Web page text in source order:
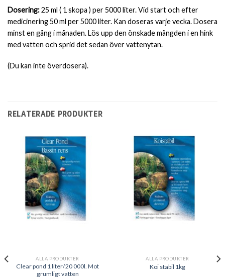
Dosering:25 ml ( 1 skopa ) per 5000 liter. Vid start och efter
medicinering 50 ml per 5000 liter. Kan doseras varje vecka. Dosera
minst en gång i månaden. Lös upp den önskade mängden i en hink
med vatten och sprid det sedan över vattenytan.
(Du kan inte överdosera).
RELATERADE PRODUKTER
ALLA PRODUKTER
Clear pond 1 liter/20 000l. Mot
grumligt vatten
ALLA PRODUKTER
Koi stabil 1kg